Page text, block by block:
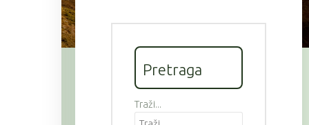
Pretraga
Traži...